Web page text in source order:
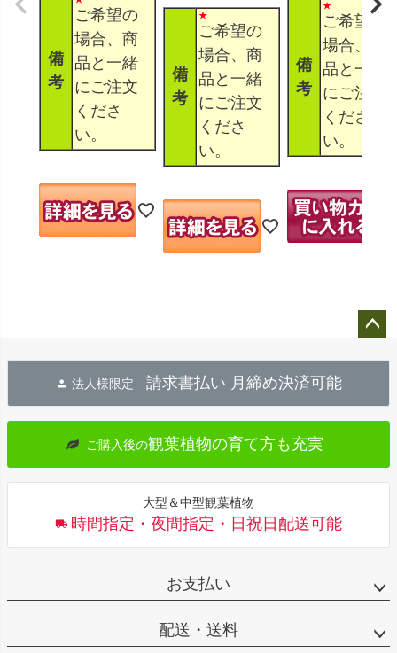
備
考
ご希望の
場合、商
品と一緒
にご注文
くださ
い。
備
考
ご希望の
場合、商
品と一緒
にご注文
くださ
い。
備
考
ご希望の
場合、商
品と一緒
にご注文
くださ
い。
へ
法人様限定 請求書払い 月締め決済可能
ご購入後の観葉植物の育て方も充実
大型＆中型観葉植物
時間指定・夜間指定・日祝日配送可能
お支払い
配送・送料